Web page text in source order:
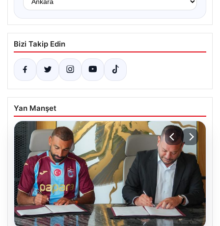
Bizi Takip Edin
Yan Manşet